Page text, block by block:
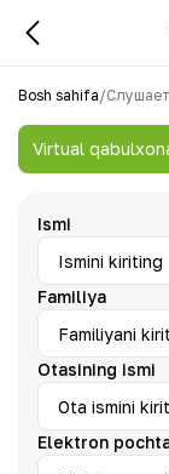
Bosh sahifa/
Virtual
Ismi
Familiya
Otasining ismi
Elektron